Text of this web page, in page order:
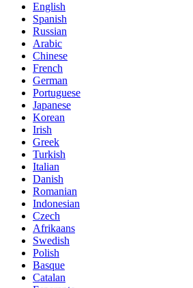
English
Spanish
Russian
Arabic
Chinese
French
German
Portuguese
Japanese
Korean
Irish
Greek
Turkish
Italian
Danish
Romanian
Indonesian
Czech
Afrikaans
Swedish
Polish
Basque
Catalan